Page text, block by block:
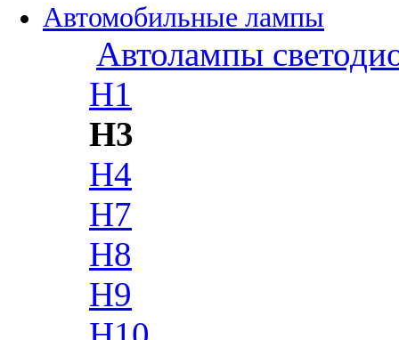
Автомобильные лампы
Автолампы
H1
H3
H4
H7
H8
H9